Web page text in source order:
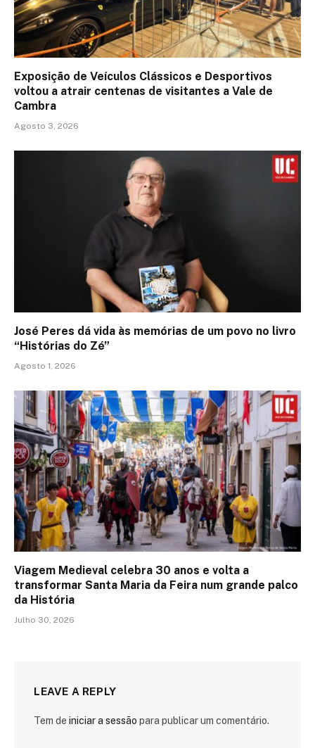
Exposição de Veículos Clássicos e Desportivos
voltou a atrair centenas de visitantes a Vale de
Cambra
Agosto 3, 2026
José Peres dá vida às memórias de um povo no livro
“Histórias do Zé”
Agosto 1, 2026
Viagem Medieval celebra 30 anos e volta a
transformar Santa Maria da Feira num grande palco
da História
Julho 30, 2026
LEAVE A REPLY
Tem de iniciar a sessão para publicar um comentário.